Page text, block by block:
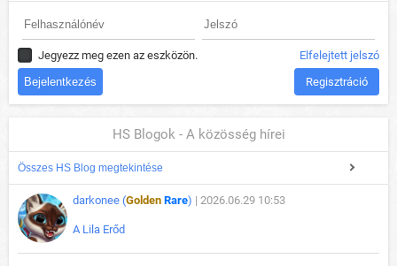
Jegyezz meg ezen az eszközön. Elfelejtett jelszó
Regisztráció
HS Blogok - A közösség hírei
Összes HS Blog megtekintése
darkonee (Golden Rare) | 2026.06.29 10:53
A Lila Erőd